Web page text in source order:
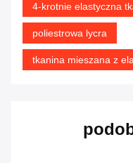
4-krotnie elastyczna
poliestrowa lycra
tkanina mieszana z